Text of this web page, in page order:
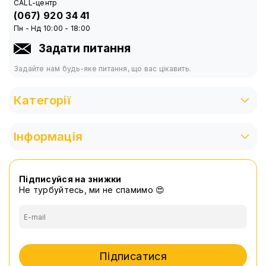
Кульовий механізм
Тримач для телефону
Кільцева лампа 26 см
CALL-центр
(067) 920 34 41
Пн - Нд 10:00 - 18:00
Задати питання
Задайте нам будь-яке питання, що вас цікавить.
Категорії
Інформація
Підписуйся на знижки
Не турбуйтесь, ми не спамимо 😍
Підписатися